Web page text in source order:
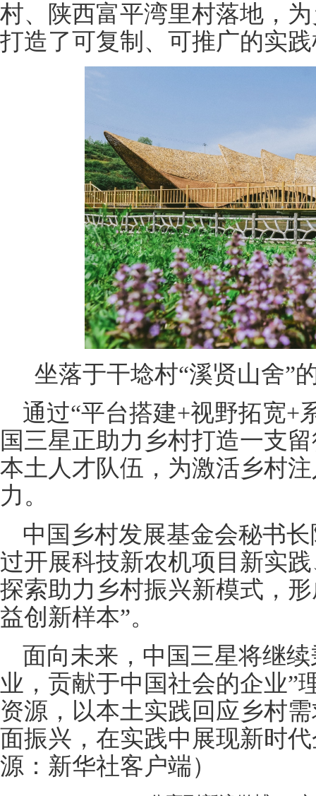
村、陕西富平湾里村落地，
打造了可复制、可推广的实
坐落于干埝村“溪贤山舍”
通过“平台搭建+视野拓宽+
国三星正助力乡村打造一支
本土人才队伍，为激活乡村
力。
中国乡村发展基金会秘书
过开展科技新农机项目新实
探索助力乡村振兴新模式，
益创新样本”。
面向未来，中国三星将继
业，贡献于中国社会的企业”
资源，以本土实践回应乡村
面振兴，在实践中展现新时
源：新华社客户端）